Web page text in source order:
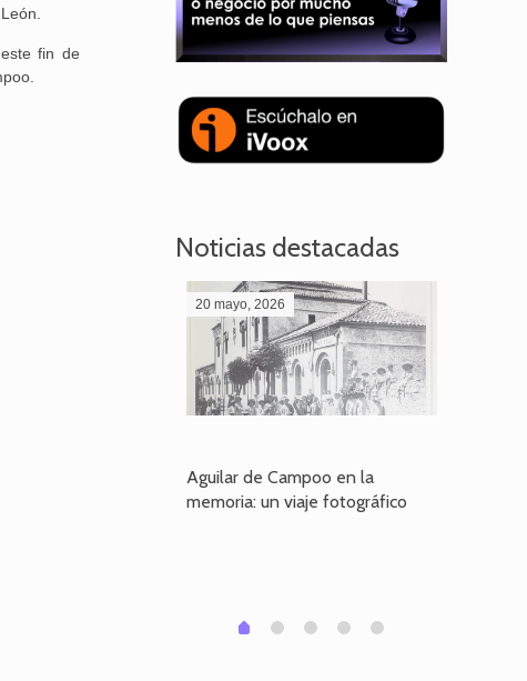
fin de
Noticias destacadas
20 mayo, 2026
Aguilar de Campoo en la
memoria: un viaje fotográfico
0 1 2 3 4